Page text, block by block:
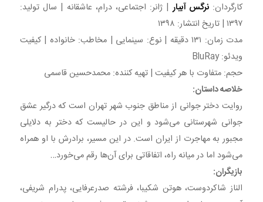
کارگردان:نرگس آبیار| ژانر: اجتماعی، درام، عاشقانه | سال تولید:
۱۳۹۷ | تاریخ انتشار: ۱۳۹۸
مدت زمان: ۱۳۱ دقیقه | نوع: سینمایی | مخاطب: خانواده | کیفیت
ویدئو: BluRay
حجم: متفاوت با هر کیفیت | تهیه کننده: محمدحسین قاسمی
خلاصه داستان:
روایت دختر جوانی از مناطق جنوب شهر تهران است که درگیر عشق
جوانی شهرستانی می‌شود و این در حالیست که دختر به دلایلی
مجبور به مهاجرت از ایران است. در این مسیر، برادرش با او همراه
می‌شود اما در میانه راه، اتفاقاتی برای آن‌ها رقم می‌خورد…
بازیگران:
الناز شاکردوست، هوتن شکیبا، فرشته صدرعرفایی، پدرام شریفی،